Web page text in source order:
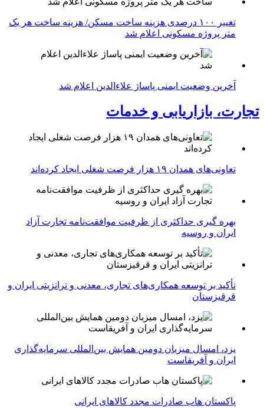
تغییر ۱۰۰ درصدی هزینه ساخت مسکن/ هزینه ساخت هر یک
متر پروژه مسکونی اعلام شد
آخرین وضعیت ایمنی پاساژ علاءالدین اعلام شد
تجارت، بازاریابی و خدمات
تعاونی‌های همدان ۱۹ هزار فرصت شغلی ایجاد کرده‌اند
بهره گیری حداکثری از ظرفیت موافقت‌نامه تجارت آزاد
ایران و روسیه
تأکید بر توسعه همکاری‌های تجاری، معدنی و ترانزیتی ایران و
قرقیزستان
یزد، امسال میزبان دومین همایش بین‌المللی سرمایه‌گذاری
ایران و آفریقاست
پاکستان هاب صادرات مجدد کالاهای ایرانی